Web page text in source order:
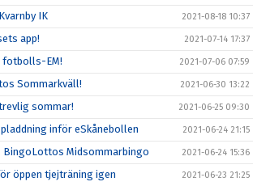
IK 2021-08-18 10:37
app! 2021-07-14 17:37
fotbolls-EM! 2021-07-06 07:59
Sommarkväll! 2021-06-30 13:22
sommar! 2021-06-25 09:30
inför eSkånebollen 2021-06-24 21:15
BingoLottos Midsommarbingo 2021-06-24 15:36
öppen tjejträning igen 2021-06-23 21:25